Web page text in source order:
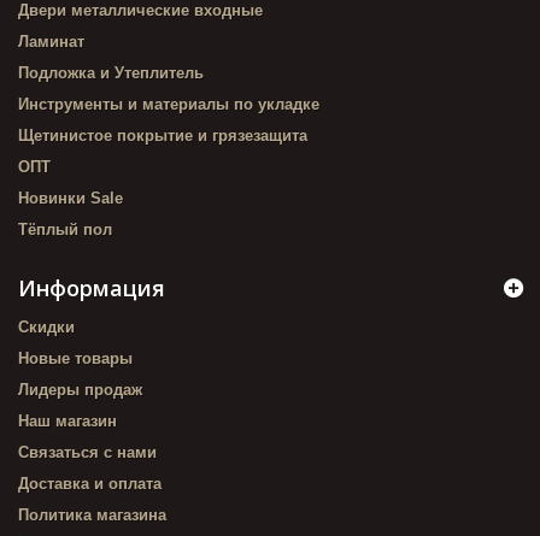
Двери металлические входные
Ламинат
Подложка и Утеплитель
Инструменты и материалы по укладке
Щетинистое покрытие и грязезащита
ОПТ
Новинки Sale
Тёплый пол
Информация
Скидки
Новые товары
Лидеры продаж
Наш магазин
Связаться с нами
Доставка и оплата
Политика магазина